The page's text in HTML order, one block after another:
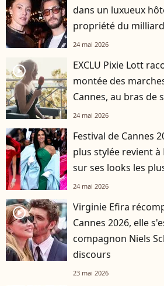
dans un luxueux
propriété du
24 mai 2026
player2
EXCLU Pixie Lott
montée des
Cannes, au bras de
24 mai 2026
Festival de Cannes
plus stylée revient
sur ses looks les
24 mai 2026
player2
Virginie Efira
Cannes 2026, elle
compagnon Niels
discours
23 mai 2026